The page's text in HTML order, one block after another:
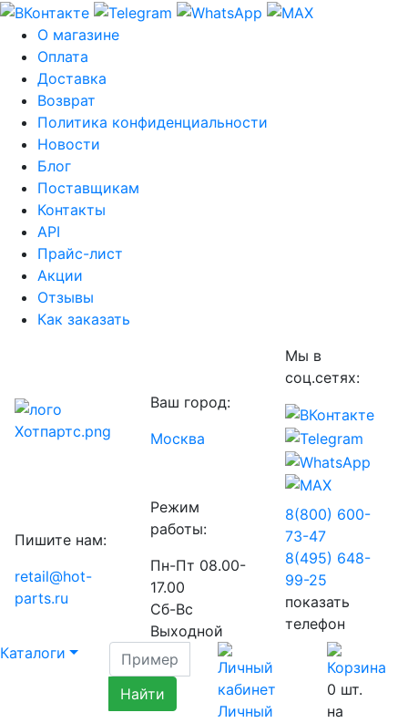
О магазине
Оплата
Доставка
Возврат
Политика конфиденциальности
Новости
Блог
Поставщикам
Контакты
API
Прайс-лист
Акции
Отзывы
Как заказать
Ваш город:
Москва
Мы в
соц.сетях:
Пишите нам:
retail@hot-
parts.ru
Режим
работы:
Пн-Пт 08.00-
17.00
Сб-Вс
Выходной
8(800) 600-
73-47
8(495) 648-
99-25
показать
телефон
Каталоги
Личный
0 шт.
на